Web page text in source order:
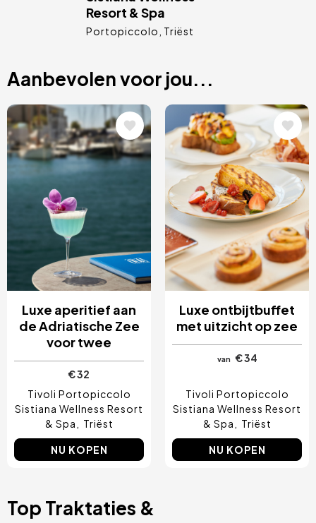
Resort & Spa
Portopiccolo Triëst
Aanbevolen voor jou...
Afbeelding
Luxe aperitief aan
de Adriatische Zee
voor twee
€ 32
Tivoli Portopiccolo
Sistiana Wellness Resort
& Spa
Triëst
NU KOPEN
Afbeelding
Luxe ontbijtbuffet
met uitzicht op zee
van € 34
Tivoli Portopiccolo
Sistiana Wellness Resort
& Spa
Triëst
NU KOPEN
Top Traktaties &